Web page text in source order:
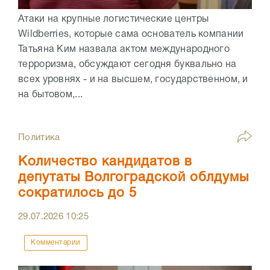
Атаки на крупные логистические центры
Wildberries, которые сама основатель компании
Татьяна Ким назвала актом международного
терроризма, обсуждают сегодня буквально на
всех уровнях - и на высшем, государственном, и
на бытовом,...
Политика
Количество кандидатов в
депутаты Волгоградской облдумы
сократилось до 5
29.07.2026 10:25
Комментарии